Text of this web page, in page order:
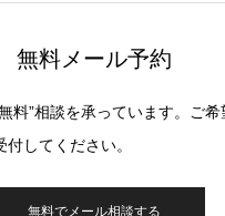
無料メール予約
料”相談を承っています。ご
してください。
無料でメール相談する